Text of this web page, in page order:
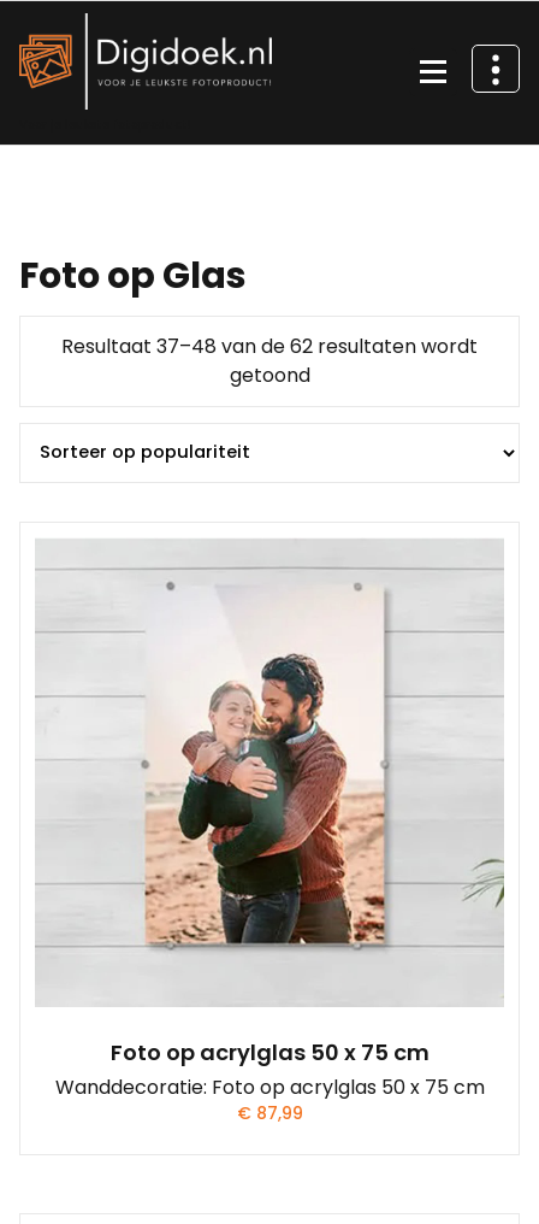
naar
de
Foto op Glas
Resultaat 37–48 van de 62 resultaten wordt
getoondGesorteerd
Foto op acrylglas 50 x 75 cm
Wanddecoratie: Foto op acrylglas 50 x 75 cm
€87,99